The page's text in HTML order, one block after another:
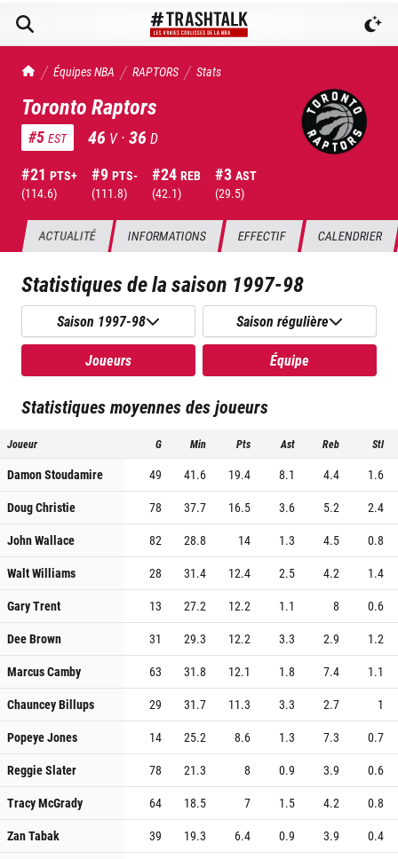
TrashTalk Actu NBA
Équipes NBA RAPTORS Stats
Toronto Raptors
#5 EST 46 V ·36 D
#21 PTS+
(114.6)
#9 PTS-
(111.8)
#24 REB
(42.1)
#3 AST
(29.5)
ACTUALITÉ INFORMATIONS EFFECTIF CALENDRIER
Statistiques de la saison 1997-98
Saison 1997-98 Saison régulière
Joueurs Équipe
Statistiques moyennes des joueurs
Joueur G Min Pts Ast Reb Stl
Damon Stoudamire 49 41.6 19.4 8.1 4.4
1.6
Doug Christie
78 37.7 16.5 3.6 5.2
2.4
John Wallace
82 28.8 14 1.3 4.5
0.8
Walt Williams
28 31.4 12.4 2.5 4.2
1.4
Gary Trent
13 27.2 12.2 1.1 8
0.6
Dee Brown
31 29.3 12.2 3.3 2.9
1.2
Marcus Camby
63 31.8 12.1 1.8 7.4
1.1
Chauncey Billups
29 31.7 11.3 3.3 2.7
1
Popeye Jones
14 25.2 8.6 1.3 7.3
0.7
Reggie Slater
78 21.3 8 0.9 3.9
0.6
Tracy McGrady
64 18.5 7 1.5 4.2
0.8
Zan Tabak
39 19.3 6.4 0.9 3.9
0.4